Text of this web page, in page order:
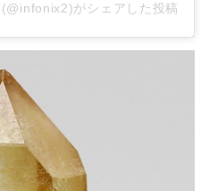
がシェアした投稿